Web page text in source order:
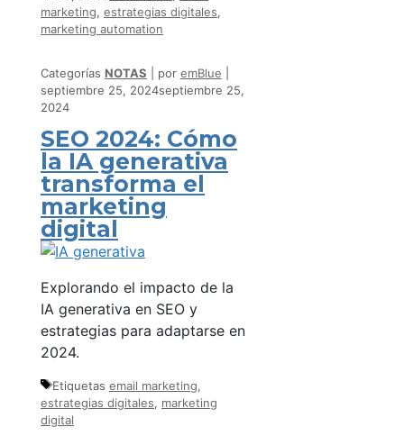
marketing, estrategias digitales,
marketing automation
Categorías NOTAS por emBlue
septiembre 25, 2024septiembre 25,
2024
SEO 2024: Cómo
la IA generativa
transforma el
marketing
digital
Explorando el impacto de la
IA generativa en SEO y
estrategias para adaptarse en
2024.
Etiquetas email marketing,
estrategias digitales, marketing
digital